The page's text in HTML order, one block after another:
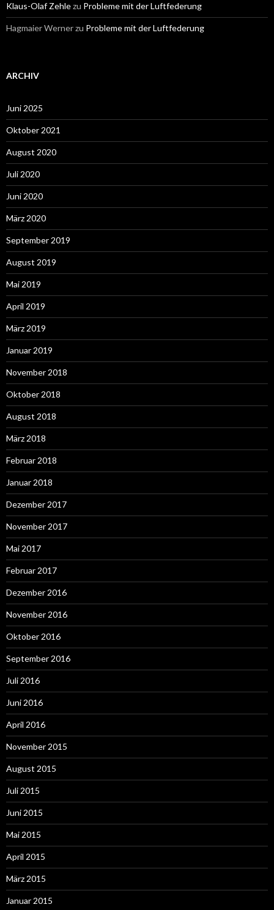
Klaus-Olaf Zehlezu Probleme mit der Luftfederung
Hagmaier Wernerzu Probleme mit der Luftfederung
ARCHIV
Juni 2025
Oktober 2021
August 2020
Juli 2020
Juni 2020
März 2020
September 2019
August 2019
Mai 2019
April 2019
März 2019
Januar 2019
November 2018
Oktober 2018
August 2018
März 2018
Februar 2018
Januar 2018
Dezember 2017
November 2017
Mai 2017
Februar 2017
Dezember 2016
November 2016
Oktober 2016
September 2016
Juli 2016
Juni 2016
April 2016
November 2015
August 2015
Juli 2015
Juni 2015
Mai 2015
April 2015
März 2015
Januar 2015